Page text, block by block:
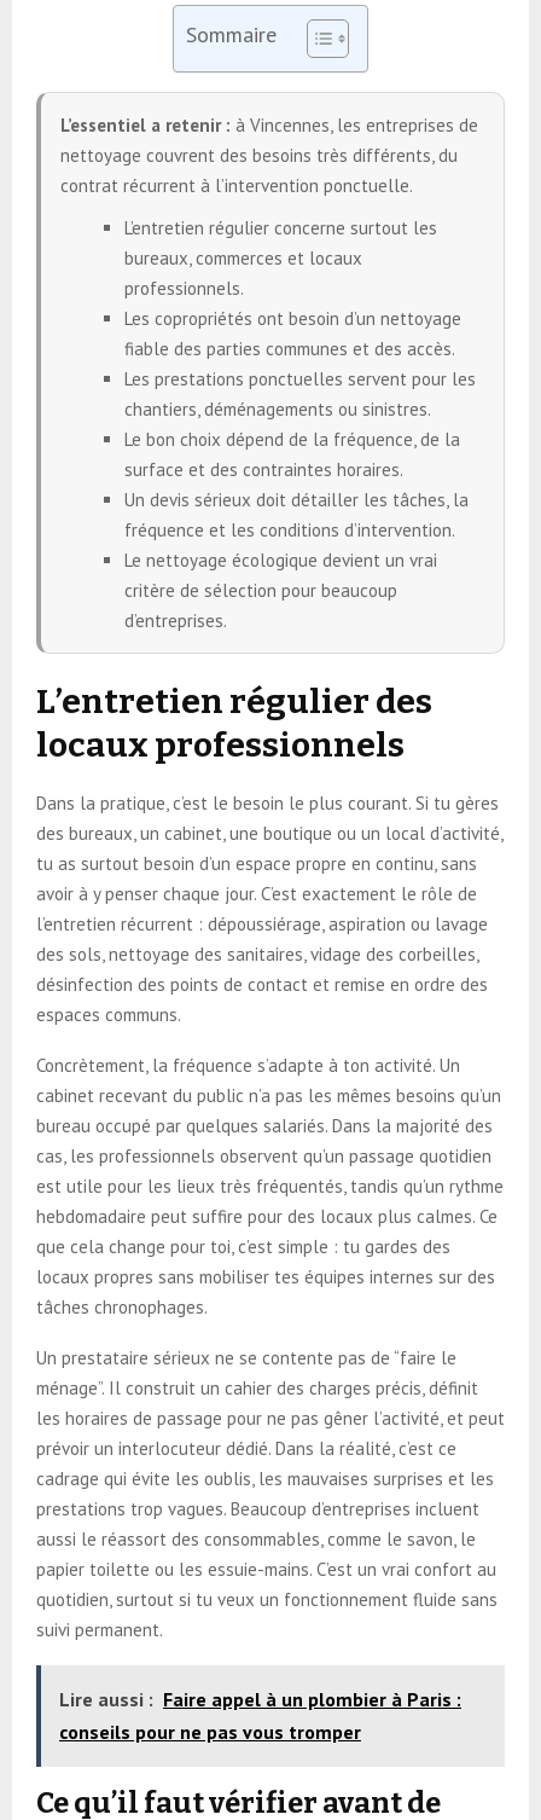
Sommaire
L’essentiel a retenir : à Vincennes, les entreprises de
nettoyage couvrent des besoins très différents, du
contrat récurrent à l’intervention ponctuelle.
L’entretien régulier concerne surtout les
bureaux, commerces et locaux
professionnels.
Les copropriétés ont besoin d’un nettoyage
fiable des parties communes et des accès.
Les prestations ponctuelles servent pour les
chantiers, déménagements ou sinistres.
Le bon choix dépend de la fréquence, de la
surface et des contraintes horaires.
Un devis sérieux doit détailler les tâches, la
fréquence et les conditions d’intervention.
Le nettoyage écologique devient un vrai
critère de sélection pour beaucoup
d’entreprises.
L’entretien régulier des
locaux professionnels
Dans la pratique, c’est le besoin le plus courant. Si tu gères
des bureaux, un cabinet, une boutique ou un local d’activité,
tu as surtout besoin d’un espace propre en continu, sans
avoir à y penser chaque jour. C’est exactement le rôle de
l’entretien récurrent : dépoussiérage, aspiration ou lavage
des sols, nettoyage des sanitaires, vidage des corbeilles,
désinfection des points de contact et remise en ordre des
espaces communs.
Concrètement, la fréquence s’adapte à ton activité. Un
cabinet recevant du public n’a pas les mêmes besoins qu’un
bureau occupé par quelques salariés. Dans la majorité des
cas, les professionnels observent qu’un passage quotidien
est utile pour les lieux très fréquentés, tandis qu’un rythme
hebdomadaire peut suffire pour des locaux plus calmes. Ce
que cela change pour toi, c’est simple : tu gardes des
locaux propres sans mobiliser tes équipes internes sur des
tâches chronophages.
Un prestataire sérieux ne se contente pas de “faire le
ménage”. Il construit un cahier des charges précis, définit
les horaires de passage pour ne pas gêner l’activité, et peut
prévoir un interlocuteur dédié. Dans la réalité, c’est ce
cadrage qui évite les oublis, les mauvaises surprises et les
prestations trop vagues. Beaucoup d’entreprises incluent
aussi le réassort des consommables, comme le savon, le
papier toilette ou les essuie-mains. C’est un vrai confort au
quotidien, surtout si tu veux un fonctionnement fluide sans
suivi permanent.
Lire aussi : Faire appel à un plombier à Paris :
conseils pour ne pas vous tromper
Ce qu’il faut vérifier avant de